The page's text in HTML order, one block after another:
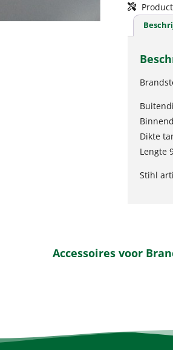
Dikte
Lengte
Stihl
Accessoires voor